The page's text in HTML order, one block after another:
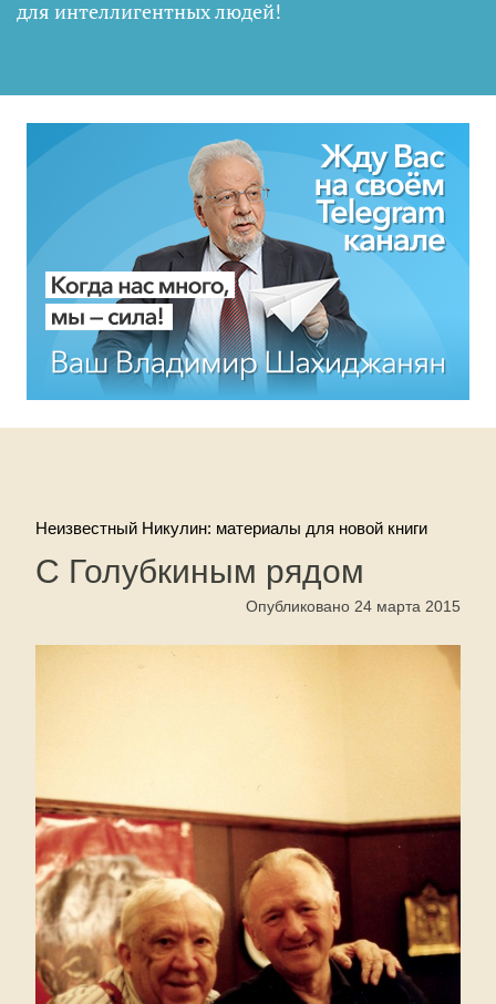
для интеллигентных людей!
Неизвестный Никулин: материалы для новой книги
С Голубкиным рядом
Опубликовано 24 марта 2015